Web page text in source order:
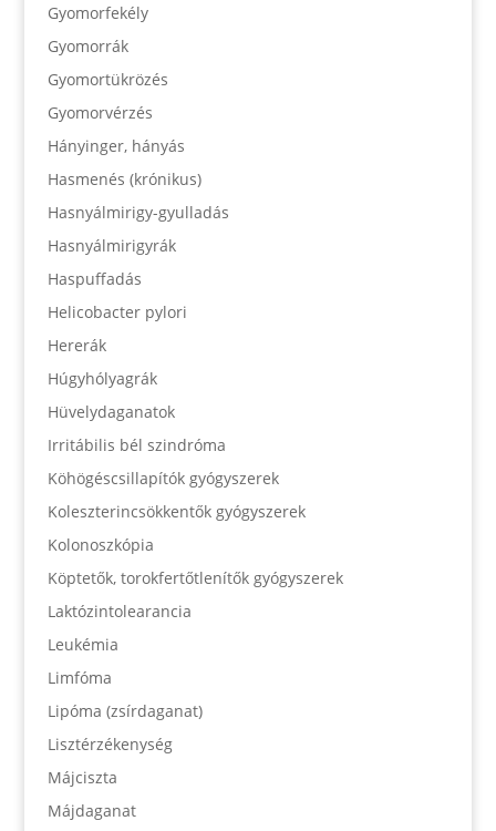
Gyomorfekély
Gyomorrák
Gyomortükrözés
Gyomorvérzés
Hányinger, hányás
Hasmenés (krónikus)
Hasnyálmirigy-gyulladás
Hasnyálmirigyrák
Haspuffadás
Helicobacter pylori
Hererák
Húgyhólyagrák
Hüvelydaganatok
Irritábilis bél szindróma
Köhögéscsillapítók gyógyszerek
Koleszterincsökkentők gyógyszerek
Kolonoszkópia
Köptetők, torokfertőtlenítők gyógyszerek
Laktózintolearancia
Leukémia
Limfóma
Lipóma (zsírdaganat)
Lisztérzékenység
Májciszta
Májdaganat